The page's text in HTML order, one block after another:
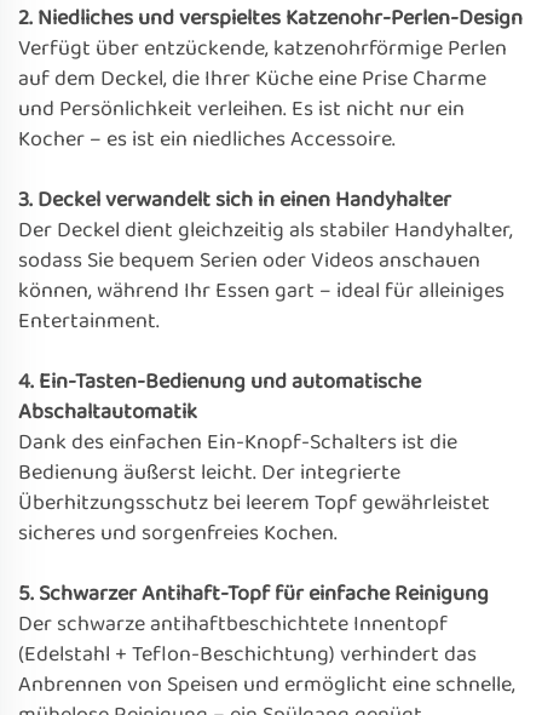
2. Niedliches und verspieltes Katzenohr-Perlen-Design
Verfügt über entzückende, katzenohrförmige Perlen
auf dem Deckel, die Ihrer Küche eine Prise Charme
und Persönlichkeit verleihen. Es ist nicht nur ein
Kocher – es ist ein niedliches Accessoire.
3. Deckel verwandelt sich in einen Handyhalter
Der Deckel dient gleichzeitig als stabiler Handyhalter,
sodass Sie bequem Serien oder Videos anschauen
können, während Ihr Essen gart – ideal für alleiniges
Entertainment.
4. Ein-Tasten-Bedienung und automatische
Abschaltautomatik
Dank des einfachen Ein-Knopf-Schalters ist die
Bedienung äußerst leicht. Der integrierte
Überhitzungsschutz bei leerem Topf gewährleistet
sicheres und sorgenfreies Kochen.
5. Schwarzer Antihaft-Topf für einfache Reinigung
Der schwarze antihaftbeschichtete Innentopf
(Edelstahl + Teflon-Beschichtung) verhindert das
Anbrennen von Speisen und ermöglicht eine schnelle,